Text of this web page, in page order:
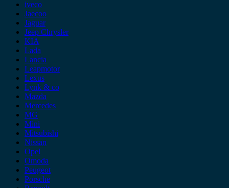
iveco
Jaecoo
Jaguar
Jeep Chrysler
KIA
Lada
Lancia
Leapmotor
Lexus
Lynk & co
Mazda
Mercedes
MG
Mini
Mitsubishi
Nissan
Opel
Omoda
Peugeot
Porsche